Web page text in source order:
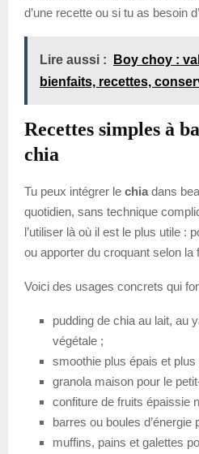
d’une recette ou si tu as besoin
Lire aussi :
Boy choy :
bienfaits, recettes,
Recettes simples à
chia
Tu peux intégrer le chia dans
quotidien, sans technique
l’utiliser là où il est le plus utile :
ou apporter du croquant selon la
Voici des usages concrets qui
pudding de chia au lait, au
végétale ;
smoothie plus épais et
granola maison pour le
confiture de fruits épaissie
barres ou boules d’énergie
muffins, pains et galettes